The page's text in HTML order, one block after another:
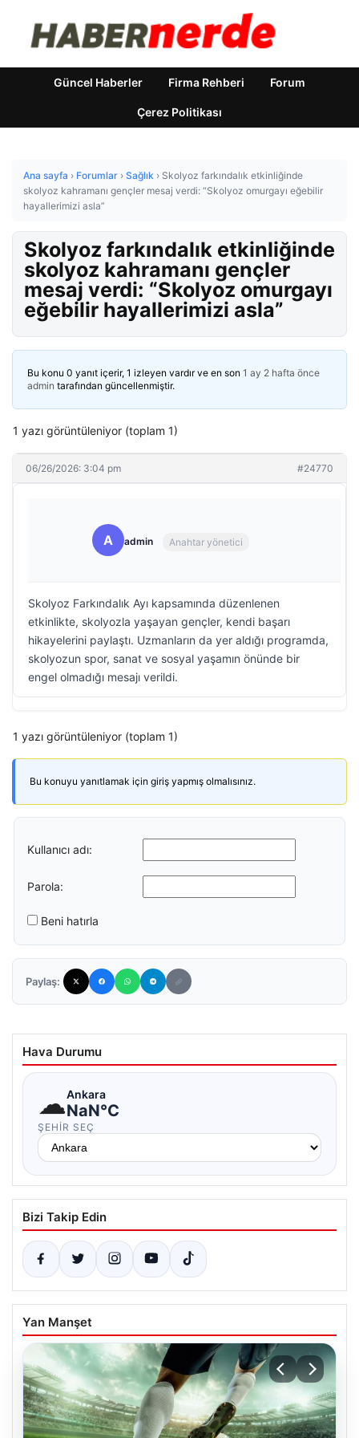
Güncel Haberler Firma Rehberi Forum
Çerez Politikası
Ana sayfa › Forumlar › Sağlık › Skolyoz farkındalık etkinliğinde
skolyoz kahramanı gençler mesaj verdi: “Skolyoz omurgayı eğebilir
hayallerimizi asla”
Skolyoz farkındalık etkinliğinde
skolyoz kahramanı gençler
mesaj verdi: “Skolyoz omurgayı
eğebilir hayallerimizi asla”
Bu konu 0 yanıt içerir, 1 izleyen vardır ve en son 1 ay 2 hafta önce
admin tarafından güncellenmiştir.
1 yazı görüntüleniyor (toplam 1)
06/26/2026: 3:04 pm #24770
A admin Anahtar yönetici
Skolyoz Farkındalık Ayı kapsamında düzenlenen
etkinlikte, skolyozla yaşayan gençler, kendi başarı
hikayelerini paylaştı. Uzmanların da yer aldığı programda,
skolyozun spor, sanat ve sosyal yaşamın önünde bir
engel olmadığı mesajı verildi.
1 yazı görüntüleniyor (toplam 1)
Bu konuyu yanıtlamak için giriş yapmış olmalısınız.
Kullanıcı adı:
Parola:
Beni hatırla
Paylaş:
Hava Durumu
☁Ankara
NaN°C
ŞEHIR SEÇ
Bizi Takip Edin
Yan Manşet